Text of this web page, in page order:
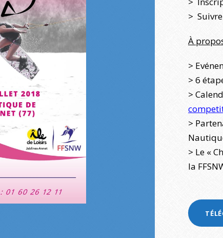
>
À
>
> 6
>
>
> Le «
la